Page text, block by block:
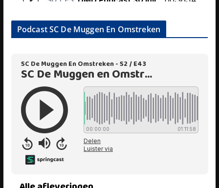
Podcast SC De Muggen En Omstreken